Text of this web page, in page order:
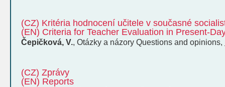
(CZ) Kritéria hodnocení učitele v současné
(EN) Criteria for Teacher Evaluation in Present-
Čepičková, V., Otázky a názory Questions and opinions,
(CZ) Zprávy
(EN) Reports